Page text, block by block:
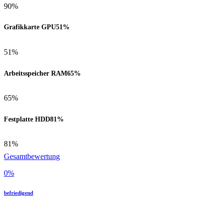
90%
Grafikkarte GPU51%
51%
Arbeitsspeicher RAM65%
65%
Festplatte HDD81%
81%
Gesamtbewertung
0%
befriedigend